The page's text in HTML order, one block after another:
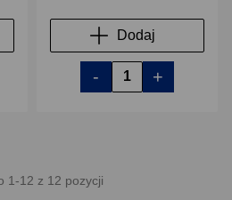
Dodaj
- +
1-12 z 12 pozycji